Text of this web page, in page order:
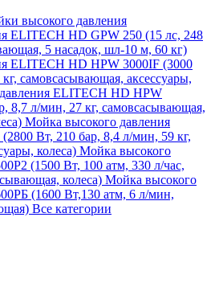
высокого давления
ELITECH HD GPW 250 (15 лс, 248
5 насадок, шл-10 м, 60 кг)
ELITECH HD HPW 3000IF (3000
самовсасывающая, аксессуары,
ELITECH HD HPW
8,7 л/мин, 27 кг, самовсасывающая,
Мойка высокого давления
Вт, 210 бар, 8,4 л/мин, 59 кг,
колеса) Мойка высокого
(1500 Вт, 100 атм, 330 л/час,
колеса) Мойка высокого
(1600 Вт,130 атм, 6 л/мин,
Все категории